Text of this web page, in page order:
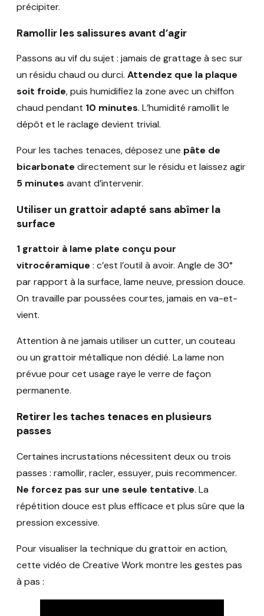
précipiter.
Ramollir les salissures avant d’agir
Passons au vif du sujet : jamais de grattage à sec sur
un résidu chaud ou durci. Attendez que la plaque
soit froide, puis humidifiez la zone avec un chiffon
chaud pendant 10 minutes. L’humidité ramollit le
dépôt et le raclage devient trivial.
Pour les taches tenaces, déposez une pâte de
bicarbonate directement sur le résidu et laissez agir
5 minutes avant d’intervenir.
Utiliser un grattoir adapté sans abîmer la
surface
1 grattoir à lame plate conçu pour
vitrocéramique : c’est l’outil à avoir. Angle de 30°
par rapport à la surface, lame neuve, pression douce.
On travaille par poussées courtes, jamais en va-et-
vient.
Attention à ne jamais utiliser un cutter, un couteau
ou un grattoir métallique non dédié. La lame non
prévue pour cet usage raye le verre de façon
permanente.
Retirer les taches tenaces en plusieurs
passes
Certaines incrustations nécessitent deux ou trois
passes : ramollir, racler, essuyer, puis recommencer.
Ne forcez pas sur une seule tentative. La
répétition douce est plus efficace et plus sûre que la
pression excessive.
Pour visualiser la technique du grattoir en action,
cette vidéo de Creative Work montre les gestes pas
à pas :